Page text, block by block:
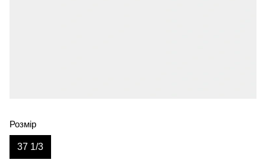
Розмір
37 1/3